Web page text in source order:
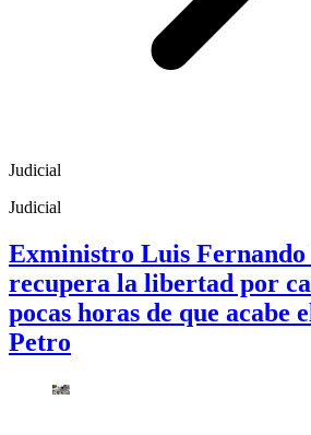
Judicial
Judicial
Exministro Luis Fernando
recupera la libertad por
pocas horas de que acabe
Petro